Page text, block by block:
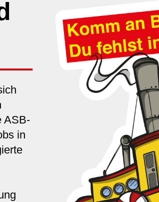
ASB-
in